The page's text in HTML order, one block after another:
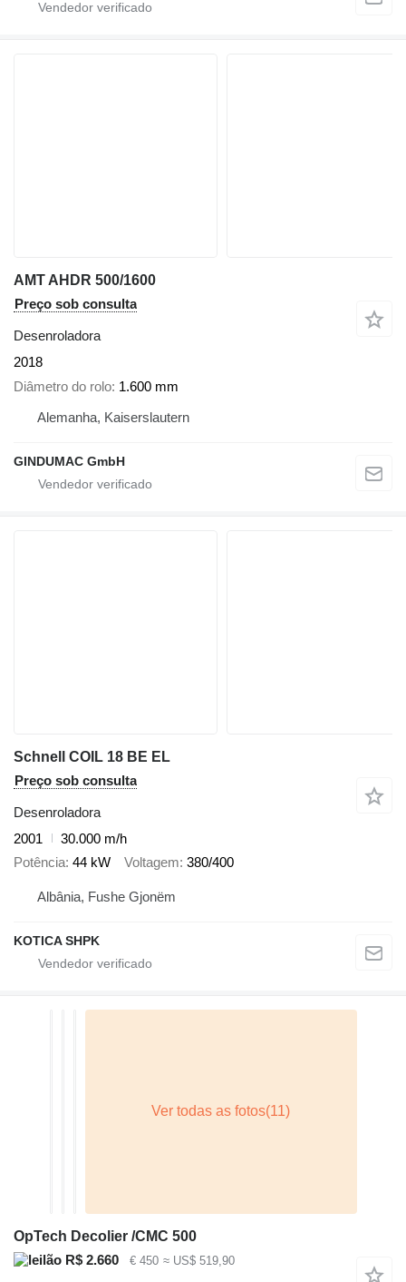
AMT AHDR 500/1600
Preço sob consulta
Desenroladora
2018
Diâmetro do rolo 1.600 mm
Alemanha, Kaiserslautern
GINDUMAC GmbH
Schnell COIL 18 BE EL
Preço sob consulta
Desenroladora
2001
30.000 m/h
Potência 44 kW Voltagem 380/400
Albânia, Fushe Gjonëm
KOTICA SHPK
OpTech Decolier /CMC 500
R$ 2.660
€ 450 ≈ US$ 519,90